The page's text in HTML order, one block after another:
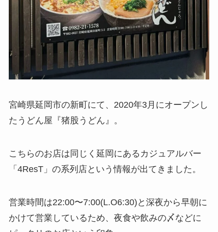
宮崎県延岡市の新町にて、2020年3月にオープンし
たうどん屋『猪股うどん』。
こちらのお店は同じく延岡にあるカジュアルバー
「4ResT」の系列店という情報が出てきました。
営業時間は22:00〜7:00(L.O6:30)と深夜から早朝に
かけて営業しているため、夜食や飲みの〆などに